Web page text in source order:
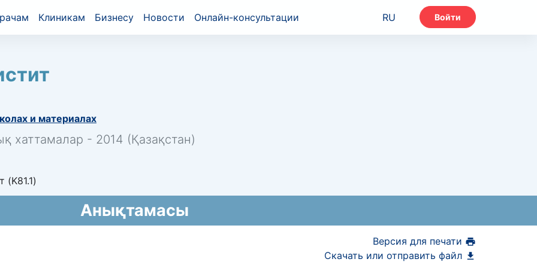
Клиникам Бизнесу Новости Онлайн-консультации RU Войти
и материалах
хаттамалар - 2014 (Қазақстан)
Анықтамасы
Версия для печати
Скачать или отправить файл